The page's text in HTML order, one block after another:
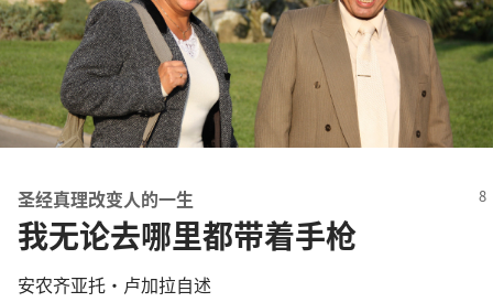
圣经真理改变人的一生
我无论去哪里都带着手枪
安农齐亚托 · 卢加拉自述